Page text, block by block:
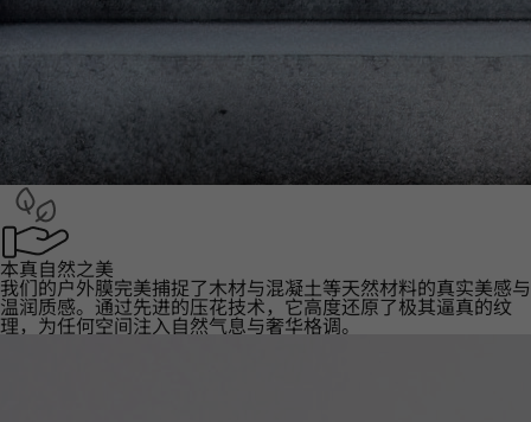
本真自然之美
我们的户外膜完美捕捉了木材与混凝土等天然材料的真实美感与
温润质感。通过先进的压花技术，它高度还原了极其逼真的纹
理，为任何空间注入自然气息与奢华格调。